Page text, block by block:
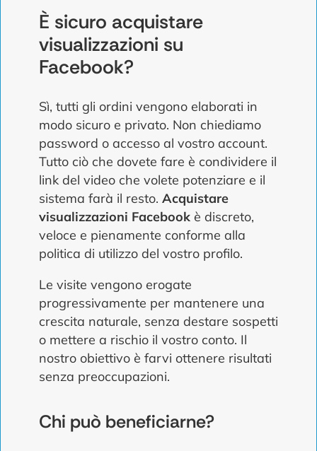
È sicuro acquistare
visualizzazioni su
Facebook?
Sì, tutti gli ordini vengono elaborati in
modo sicuro e privato. Non chiediamo
password o accesso al vostro account.
Tutto ciò che dovete fare è condividere il
link del video che volete potenziare e il
sistema farà il resto. Acquistare
visualizzazioni Facebook è discreto,
veloce e pienamente conforme alla
politica di utilizzo del vostro profilo.
Le visite vengono erogate
progressivamente per mantenere una
crescita naturale, senza destare sospetti
o mettere a rischio il vostro conto. Il
nostro obiettivo è farvi ottenere risultati
senza preoccupazioni.
Chi può beneficiarne?